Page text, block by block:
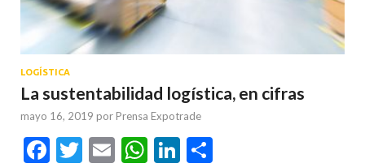
LOGÍSTICA
La sustentabilidad logística, en cifras
mayo 16, 2019 por Prensa Expotrade
Facebook
Twitter
EmailWhatsApp
LinkedIn